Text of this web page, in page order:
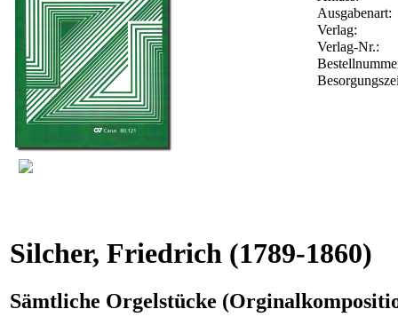
Ausgabenart:
Verlag:
Verlag-Nr.:
Silcher, Friedrich (1789-1860)
Sämtliche Orgelstücke